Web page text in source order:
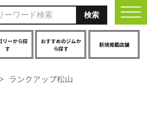
リーから探
す
おすすめのジムか
ら探す
新規掲載店舗
ランクアップ松山